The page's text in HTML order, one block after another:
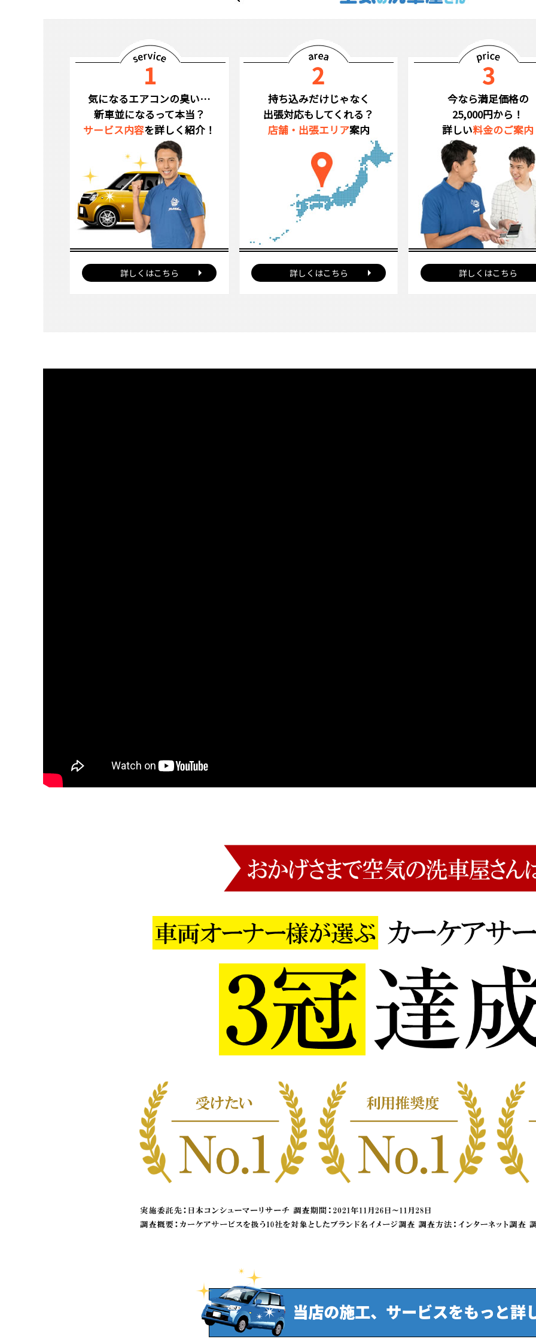
気になるエアコンの臭い…
新車並になるって本当？
サービス内容を詳しく紹介！
詳しくはこちら
持ち込みだけじゃなく
出張対応もしてくれる？
店舗・出張エリア案内
詳しくはこちら
今なら満足価格の
25,000円から！
詳しい料金のご案内
詳しくはこちら